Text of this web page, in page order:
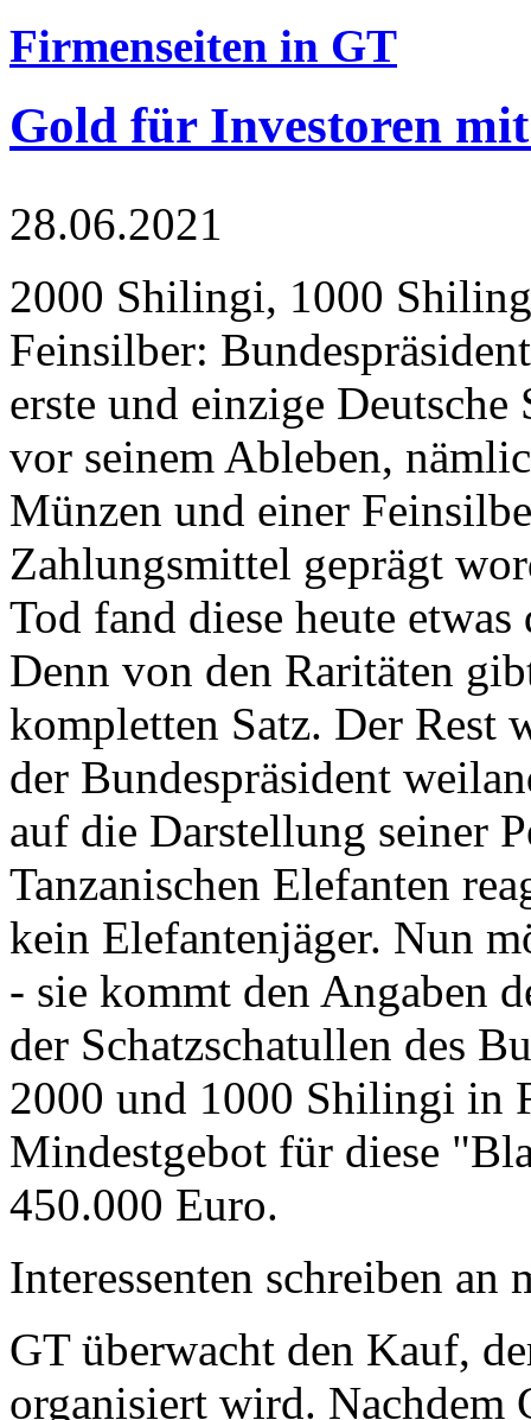
Firmenseiten in GT
Gold für Investoren
28.06.2021
2000 Shilingi, 1000
Feinsilber:
erste und einzige Deutsche
vor seinem Ableben,
Münzen und einer
Zahlungsmittel geprägt
Tod fand diese heute
Denn von den Raritäten
kompletten Satz. Der Rest
der Bundespräsident
auf die Darstellung seiner
Tanzanischen Elefanten
kein Elefantenjäger. Nun
- sie kommt den Angaben
der Schatzschatullen des
2000 und 1000 Shilingi in
Mindestgebot für diese
450.000 Euro.
Interessenten schreiben
GT überwacht den Kauf,
organisiert wird. Nachdem